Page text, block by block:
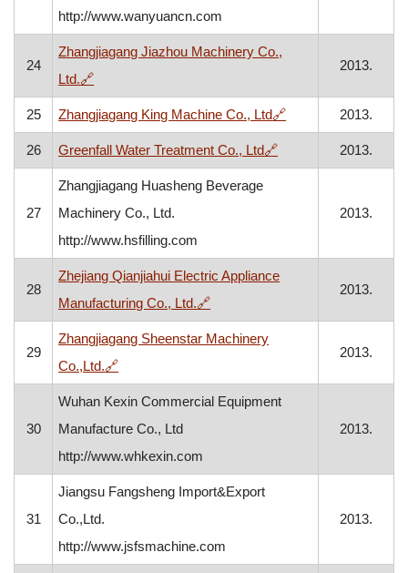
http://www.wanyuancn.com
24
Zhangjiagang Jiazhou Machinery Co.,
Ltd.🔗, otvara se u novom prozoru
2013.
25 Zhangjiagang King Machine Co., Ltd🔗, otvara se u novom
2013.
26 Greenfall Water Treatment Co., Ltd🔗, otvara se u novom
2013.
27
Zhangjiagang Huasheng Beverage
Machinery Co., Ltd.
http://www.hsfilling.com
2013.
28
Zhejiang Qianjiahui Electric Appliance
Manufacturing Co., Ltd.🔗, otvara se u novom prozoru
2013.
29
Zhangjiagang Sheenstar Machinery
Co.,Ltd.🔗, otvara se u novom prozoru
2013.
30
Wuhan Kexin Commercial Equipment
Manufacture Co., Ltd
http://www.whkexin.com
2013.
31
Jiangsu Fangsheng Import&Export
Co.,Ltd.
http://www.jsfsmachine.com
2013.